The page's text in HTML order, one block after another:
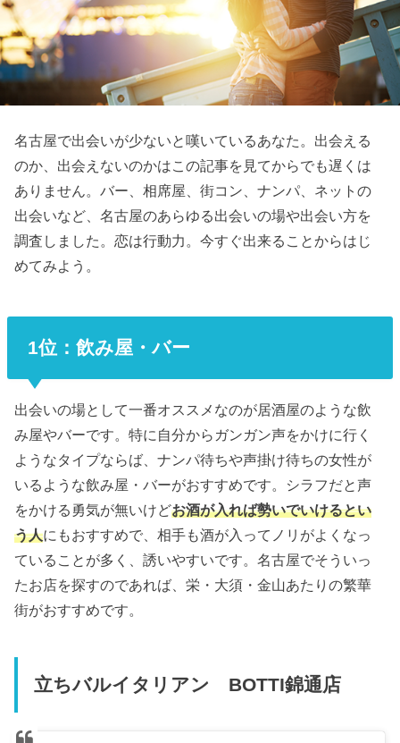
名古屋で出会いが少ないと嘆いているあなた。出会える
のか、出会えないのかはこの記事を見てからでも遅くは
ありません。バー、相席屋、街コン、ナンパ、ネットの
出会いなど、名古屋のあらゆる出会いの場や出会い方を
調査しました。恋は行動力。今すぐ出来ることからはじ
めてみよう。
1位：飲み屋・バー
出会いの場として一番オススメなのが居酒屋のような飲
み屋やバーです。特に自分からガンガン声をかけに行く
ようなタイプならば、ナンパ待ちや声掛け待ちの女性が
いるような飲み屋・バーがおすすめです。シラフだと声
をかける勇気が無いけどお酒が入れば勢いでいけるとい
う人にもおすすめで、相手も酒が入ってノリがよくなっ
ていることが多く、誘いやすいです。名古屋でそういっ
たお店を探すのであれば、栄・大須・金山あたりの繁華
街がおすすめです。
立ちバルイタリアン BOTTI錦通店